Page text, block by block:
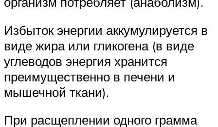
Избыток энергии аккумулируется в
виде жира или гликогена (в виде
углеводов энергия хранится
преимущественно в печени и
мышечной ткани).
При расщеплении одного грамма